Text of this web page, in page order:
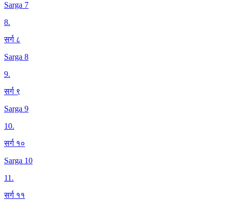
Sarga 7
8.
सर्ग ८
Sarga 8
9.
सर्ग ९
Sarga 9
10.
सर्ग १०
Sarga 10
11.
सर्ग ११